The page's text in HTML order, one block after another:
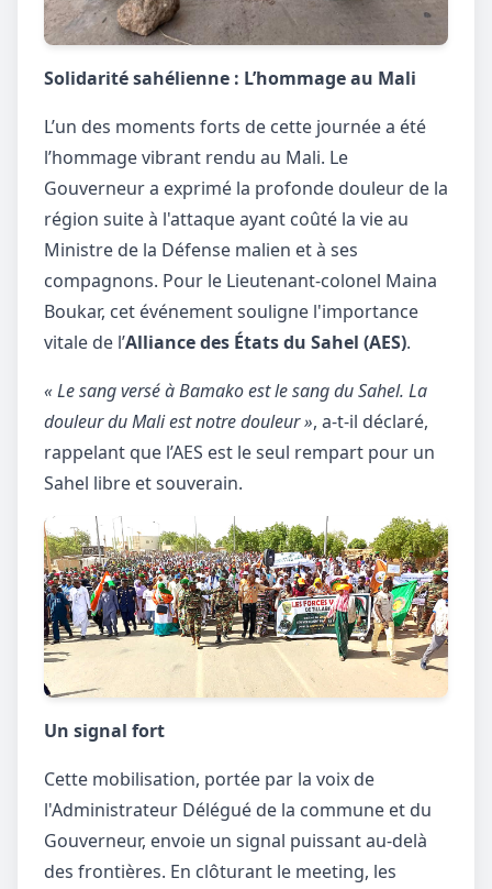
Solidarité sahélienne : L’hommage au Mali
L’un des moments forts de cette journée a été
l’hommage vibrant rendu au Mali. Le
Gouverneur a exprimé la profonde douleur de la
région suite à l'attaque ayant coûté la vie au
Ministre de la Défense malien et à ses
compagnons. Pour le Lieutenant-colonel Maina
Boukar, cet événement souligne l'importance
vitale de l’Alliance des États du Sahel (AES).
« Le sang versé à Bamako est le sang du Sahel. La
douleur du Mali est notre douleur », a-t-il déclaré,
rappelant que l’AES est le seul rempart pour un
Sahel libre et souverain.
Un signal fort
Cette mobilisation, portée par la voix de
l'Administrateur Délégué de la commune et du
Gouverneur, envoie un signal puissant au-delà
des frontières. En clôturant le meeting, les